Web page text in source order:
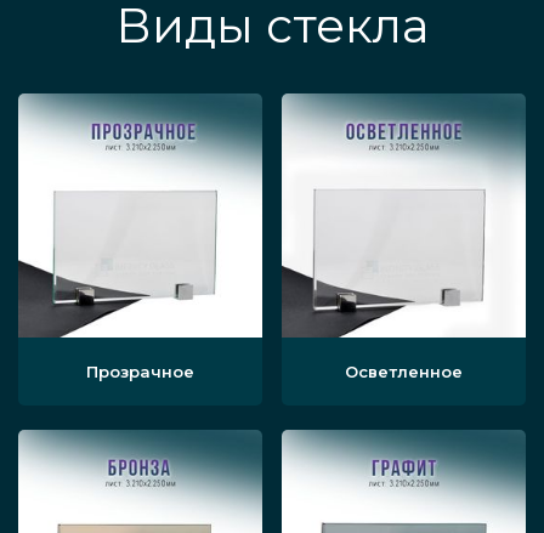
Виды стекла
Прозрачное Осветленное